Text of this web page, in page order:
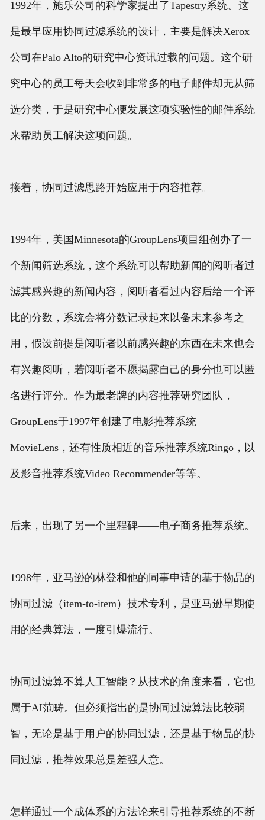
1992年，施乐公司的科学家提出了Tapestry系统。这
是最早应用协同过滤系统的设计，主要是解决Xerox
公司在Palo Alto的研究中心资讯过载的问题。这个研
究中心的员工每天会收到非常多的电子邮件却无从筛
选分类，于是研究中心便发展这项实验性的邮件系统
来帮助员工解决这项问题。
接着，协同过滤思路开始应用于内容推荐。
1994年，美国Minnesota的GroupLens项目组创办了一
个新闻筛选系统，这个系统可以帮助新闻的阅听者过
滤其感兴趣的新闻内容，阅听者看过内容后给一个评
比的分数，系统会将分数记录起来以备未来参考之
用，假设前提是阅听者以前感兴趣的东西在未来也会
有兴趣阅听，若阅听者不愿揭露自己的身分也可以匿
名进行评分。作为最老牌的内容推荐研究团队，
GroupLens于1997年创建了电影推荐系统
MovieLens，还有性质相近的音乐推荐系统Ringo，以
及影音推荐系统Video Recommender等等。
后来，出现了另一个里程碑——电子商务推荐系统。
1998年，亚马逊的林登和他的同事申请的基于物品的
协同过滤（item-to-item）技术专利，是亚马逊早期使
用的经典算法，一度引爆流行。
协同过滤算不算人工智能？从技术的角度来看，它也
属于AI范畴。但必须指出的是协同过滤算法比较弱
智，无论是基于用户的协同过滤，还是基于物品的协
同过滤，推荐效果总是差强人意。
怎样通过一个成体系的方法论来引导推荐系统的不断